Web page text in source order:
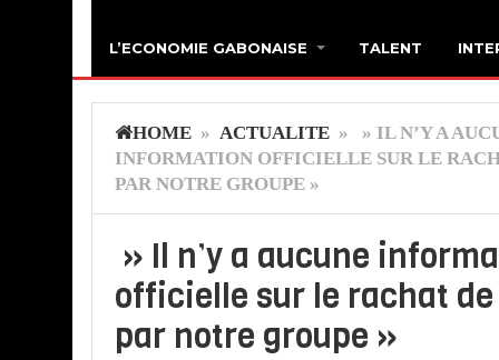
L’ECONOMIE GABONAISE TALENT
HOME » ACTUALITE » » IL N’Y A
INFORMATION OFFICIELLE SUR LE
PAR NOTRE GROUPE »
» Il n’y a aucune
officielle sur le rachat de
par notre groupe »